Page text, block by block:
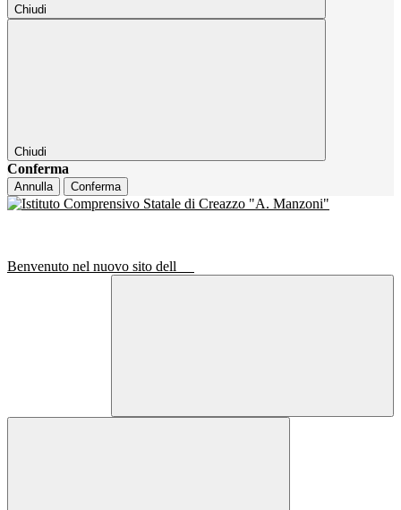
Chiudi
Chiudi
Conferma
Annulla Conferma
Benvenuto nel nuovo sito dell